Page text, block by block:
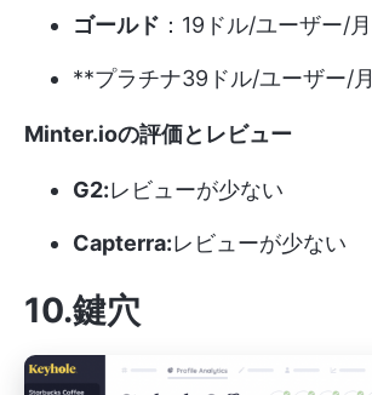
ゴールド ：19ドル/ユーザー/月
**プラチナ39ドル/ユーザー/月
Minter.ioの評価とレビュー
G2:レビューが少ない
Capterra:レビューが少ない
10.鍵穴